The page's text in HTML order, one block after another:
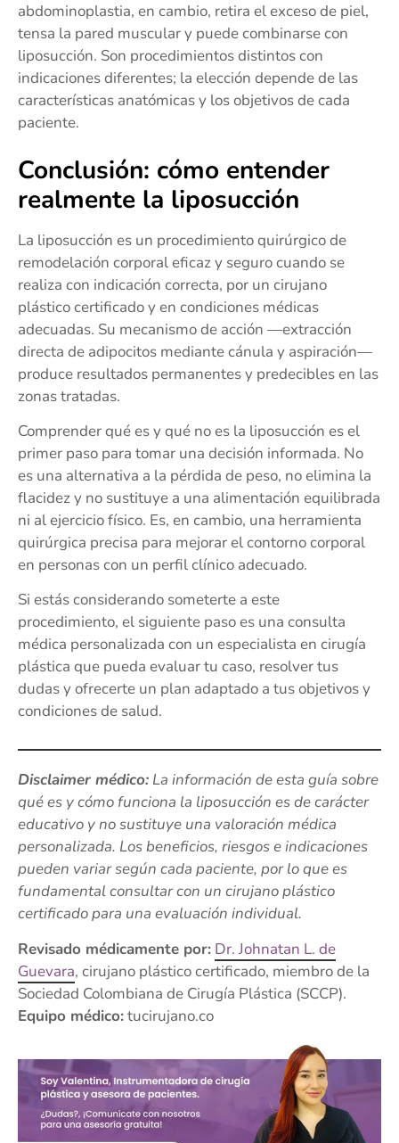
abdominoplastia, en cambio, retira el exceso de piel,
tensa la pared muscular y puede combinarse con
liposucción. Son procedimientos distintos con
indicaciones diferentes; la elección depende de las
características anatómicas y los objetivos de cada
paciente.
Conclusión: cómo entender
realmente la liposucción
La liposucción es un procedimiento quirúrgico de
remodelación corporal eficaz y seguro cuando se
realiza con indicación correcta, por un cirujano
plástico certificado y en condiciones médicas
adecuadas. Su mecanismo de acción —extracción
directa de adipocitos mediante cánula y aspiración—
produce resultados permanentes y predecibles en las
zonas tratadas.
Comprender qué es y qué no es la liposucción es el
primer paso para tomar una decisión informada. No
es una alternativa a la pérdida de peso, no elimina la
flacidez y no sustituye a una alimentación equilibrada
ni al ejercicio físico. Es, en cambio, una herramienta
quirúrgica precisa para mejorar el contorno corporal
en personas con un perfil clínico adecuado.
Si estás considerando someterte a este
procedimiento, el siguiente paso es una consulta
médica personalizada con un especialista en cirugía
plástica que pueda evaluar tu caso, resolver tus
dudas y ofrecerte un plan adaptado a tus objetivos y
condiciones de salud.
Disclaimer médico: La información de esta guía sobre
qué es y cómo funciona la liposucción es de carácter
educativo y no sustituye una valoración médica
personalizada. Los beneficios, riesgos e indicaciones
pueden variar según cada paciente, por lo que es
fundamental consultar con un cirujano plástico
certificado para una evaluación individual.
Revisado médicamente por: Dr. Johnatan L. de
Guevara, cirujano plástico certificado, miembro de la
Sociedad Colombiana de Cirugía Plástica (SCCP).
Equipo médico:tucirujano.co